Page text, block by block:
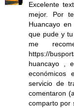
Excelente
mejor. Por
Huancayo
que pude y
me
https://
huancayo ,
económicos
servicio de
comentaron
comparto por